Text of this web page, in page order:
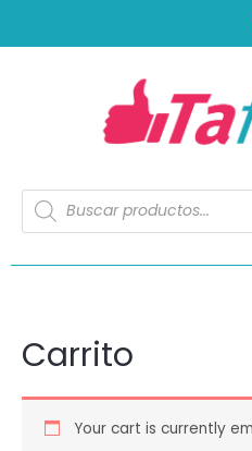
Carrito
Your cart is currently